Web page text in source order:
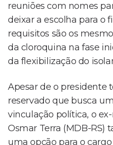
reuniões com nomes
deixar a escolha para o
requisitos são os
da cloroquina na fase
da flexibilização do
Apesar de o presidente
reservado que busca
vinculação política, o
Osmar Terra (MDB-RS)
uma opção para o